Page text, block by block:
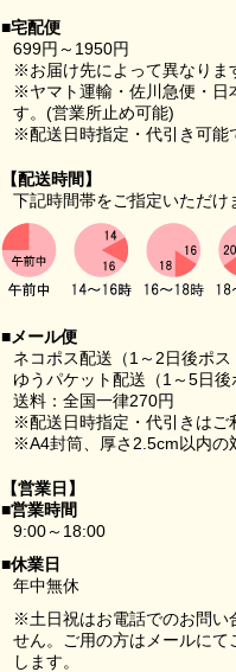
■宅配便
699円～1950円
※お届け先によって異なりま
※ヤマト運輸・佐川急便・日
す。(営業所止め可能)
※配送日時指定・代引き可能
【配送時間】
下記時間帯をご指定いただけ
■メール便
ネコポス配送（1～2日後ポ
ゆうパケット配送（1～5日
送料：全国一律270円
※配送日時指定・代引きはご
※A4封筒、厚さ2.5cm以内の
【営業日】
■営業時間
9:00～18:00
■休業日
年中無休
※土日祝はお電話でのお問い
せん。ご用の方はメールに
します。